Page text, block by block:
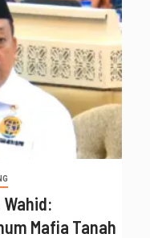
Wahid:
Mafia Tanah